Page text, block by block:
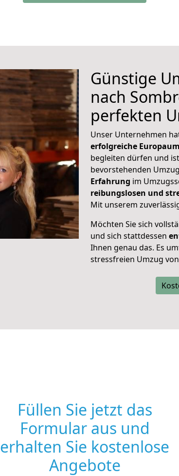
Günstige
nach
perfekten
Unser Unternehmen
erfolgreiche
begleiten dürfen und
bevorstehenden
Erfahrung im
reibungslosen und
Mit unserem
Möchten Sie sich
und sich stattdessen
Ihnen genau das. Es
stressfreien Umzug
Füllen Sie jetzt das
Formular aus und
erhalten Sie kostenlose
Angebote